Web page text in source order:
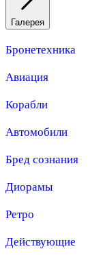
Галерея
Бронетехника
Авиация
Корабли
Автомобили
Бред сознания
Диорамы
Ретро
Действующие